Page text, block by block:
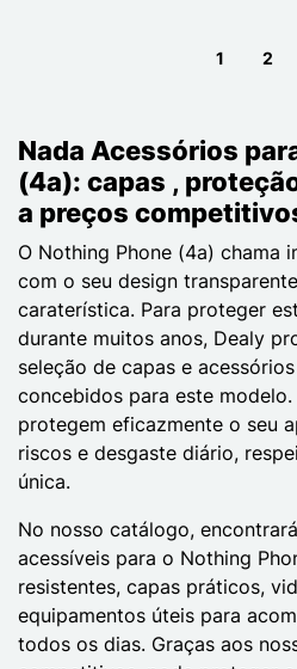
1 2
Nada Acessórios
(4a): capas ,
a preços
O Nothing Phone (4a) chama
com o seu design
caraterística. Para proteger
durante muitos anos, Dealy
seleção de capas e
concebidos para este
protegem eficazmente o seu
riscos e desgaste diário,
única.
No nosso catálogo,
acessíveis para o Nothing
resistentes, capas práticos,
equipamentos úteis para
todos os dias. Graças aos